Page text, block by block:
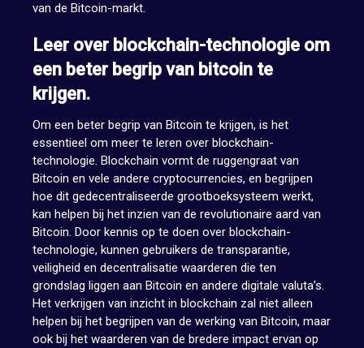
van de Bitcoin-markt.
Leer over blockchain-technologie om
een beter begrip van bitcoin te
krijgen.
Om een beter begrip van Bitcoin te krijgen, is het
essentieel om meer te leren over blockchain-
technologie. Blockchain vormt de ruggengraat van
Bitcoin en vele andere cryptocurrencies, en begrijpen
hoe dit gedecentraliseerde grootboeksysteem werkt,
kan helpen bij het inzien van de revolutionaire aard van
Bitcoin. Door kennis op te doen over blockchain-
technologie, kunnen gebruikers de transparantie,
veiligheid en decentralisatie waarderen die ten
grondslag liggen aan Bitcoin en andere digitale valuta’s.
Het verkrijgen van inzicht in blockchain zal niet alleen
helpen bij het begrijpen van de werking van Bitcoin, maar
ook bij het waarderen van de bredere impact ervan op